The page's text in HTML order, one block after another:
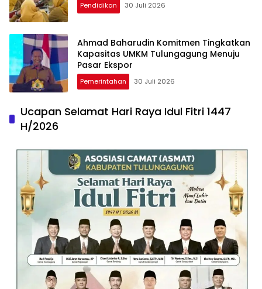
Pendidikan 30 Juli 2026
Ahmad Baharudin Komitmen Tingkatkan
Kapasitas UMKM Tulungagung Menuju
Pasar Ekspor
Pemerintahan 30 Juli 2026
Ucapan Selamat Hari Raya Idul Fitri 1447
H/2026